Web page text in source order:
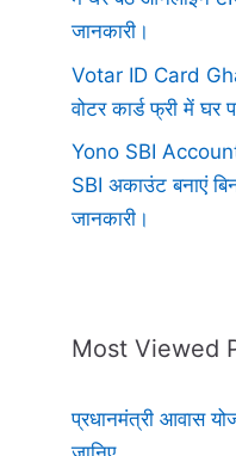
जानकारी।
Votar ID Card
वोटर कार्ड फ्री में घर
Yono SBI
SBI अकाउंट बनाएं
जानकारी।
Most Viewed
प्रधानमंत्री आवास